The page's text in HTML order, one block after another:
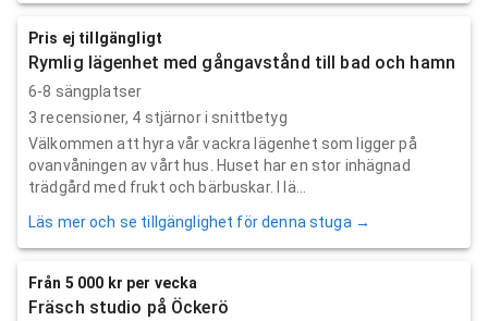
Pris ej tillgängligt
Rymlig lägenhet med gångavstånd till bad och hamn
6-8 sängplatser
3 recensioner, 4 stjärnor i snittbetyg
Välkommen att hyra vår vackra lägenhet som ligger på
ovanvåningen av vårt hus. Huset har en stor inhägnad
trädgård med frukt och bärbuskar. I lä...
Läs mer och se tillgänglighet för denna stuga →
Från 5 000 kr per vecka
Fräsch studio på Öckerö